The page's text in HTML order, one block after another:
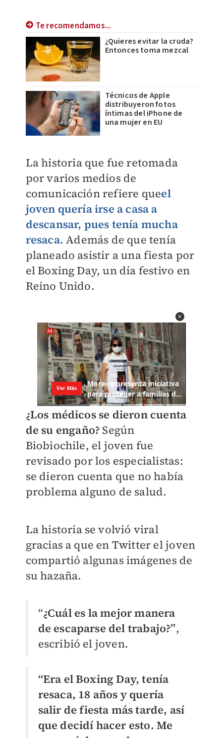
Te recomendamos...
¿Quieres evitar la cruda?
Entonces toma mezcal
Técnicos de Apple
distribuyeron fotos
íntimas del iPhone de
una mujer en EU
La historia que fue retomada
por varios medios de
comunicación refiere queel
joven quería irse a casa a
descansar, pues tenía mucha
resaca. Además de que tenía
planeado asistir a una fiesta por
el Boxing Day, un día festivo en
Reino Unido.
¿Los médicos se dieron cuenta
de su engaño? Según
Biobiochile, el joven fue
revisado por los especialistas:
se dieron cuenta que no había
problema alguno de salud.
La historia se volvió viral
gracias a que en Twitter el joven
compartió algunas imágenes de
su hazaña.
“¿Cuál es la mejor manera
de escaparse del trabajo?”,
escribió el joven.
“Era el Boxing Day, tenía
resaca, 18 años y quería
salir de fiesta más tarde, así
que decidí hacer esto. Me